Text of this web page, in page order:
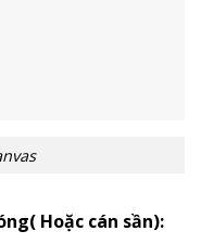
Hoặc cán sần):